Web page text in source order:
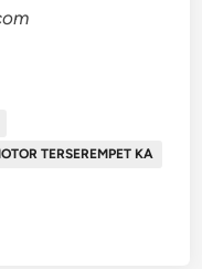
TERSEREMPET KA